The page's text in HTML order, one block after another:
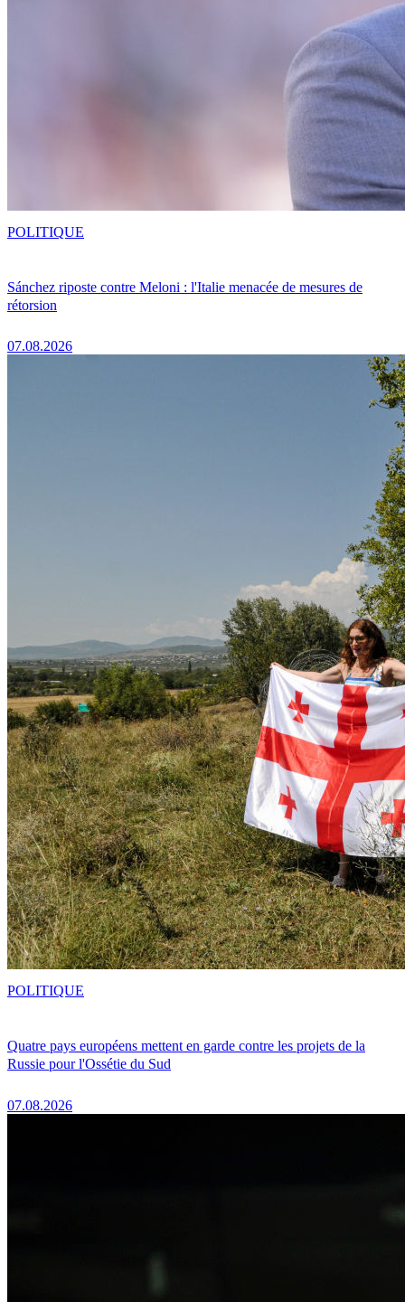
Sánchez riposte contre Meloni : l'Italie menacée de mesures de
rétorsion
07.08.2026
POLITIQUE
Quatre pays européens mettent en garde contre les projets de la
Russie pour l'Ossétie du Sud
07.08.2026
POLITIQUE